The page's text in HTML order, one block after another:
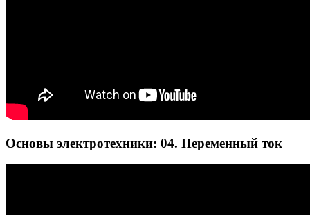
Основы электротехники: 04. Переменный ток